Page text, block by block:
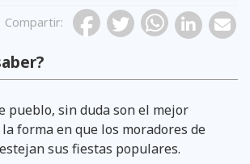
Compartir:
pueblo, sin duda son el mejor
forma en que los moradores de
sus fiestas populares.